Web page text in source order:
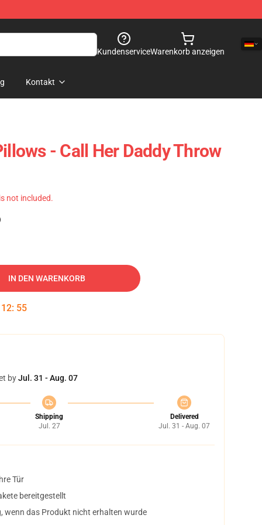
KundenserviceWarenkorb anzeigen
Kontakt
- Call Her Daddy Throw
not included.
IN DEN WARENKORB
12: 54
byJul. 31 - Aug. 07
Shipping
Jul. 27
Delivered
Jul. 31 - Aug. 07
Tür
bereitgestellt
wenn das Produkt nicht erhalten wurde